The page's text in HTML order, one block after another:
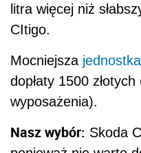
litra więcej niż
CItigo.
Mocniejsza jednostka
dopłaty 1500
wyposażenia).
Nasz wybór: Skoda